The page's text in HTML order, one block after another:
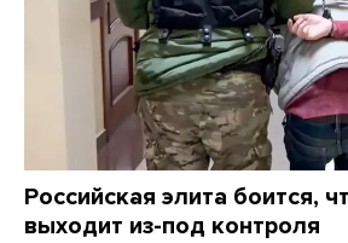
Российская элита боится,
выходит из-под контроля